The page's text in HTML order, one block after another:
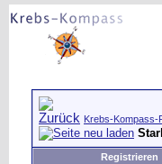
Krebs-Kompass-
Registrieren